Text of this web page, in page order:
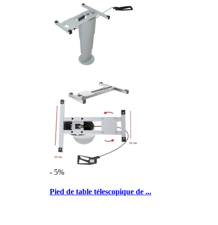
- 5%
Pied de table télescopique de ...